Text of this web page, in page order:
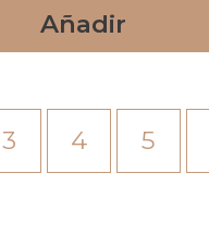
Añadir
3 4 5